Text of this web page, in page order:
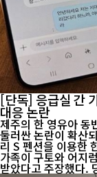
[단독] 응급실 간
대응 논란
제주의 한 영유아 동
둘러싼 논란이 확산
리 S 펜션을 이용한
가족이 구토와 어지
받았다고 주장했다.